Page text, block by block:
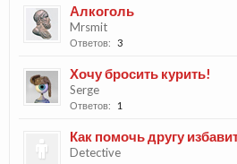
Алкоголь
Mrsmit
Ответов: 3
Хочу бросить курить!
Serge
Ответов: 1
Как помочь другу
Detective